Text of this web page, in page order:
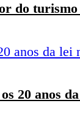
do
20 anos